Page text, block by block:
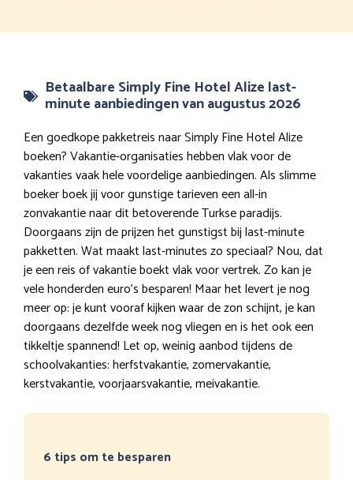
Betaalbare Simply Fine Hotel Alize last-
minute aanbiedingen van augustus 2026
Een goedkope pakketreis naar Simply Fine Hotel Alize
boeken? Vakantie-organisaties hebben vlak voor de
vakanties vaak hele voordelige aanbiedingen. Als slimme
boeker boek jij voor gunstige tarieven een all-in
zonvakantie naar dit betoverende Turkse paradijs.
Doorgaans zijn de prijzen het gunstigst bij last-minute
pakketten. Wat maakt last-minutes zo speciaal? Nou, dat
je een reis of vakantie boekt vlak voor vertrek. Zo kan je
vele honderden euro’s besparen! Maar het levert je nog
meer op: je kunt vooraf kijken waar de zon schijnt, je kan
doorgaans dezelfde week nog vliegen en is het ook een
tikkeltje spannend! Let op, weinig aanbod tijdens de
schoolvakanties: herfstvakantie, zomervakantie,
kerstvakantie, voorjaarsvakantie, meivakantie.
6 tips om te besparen